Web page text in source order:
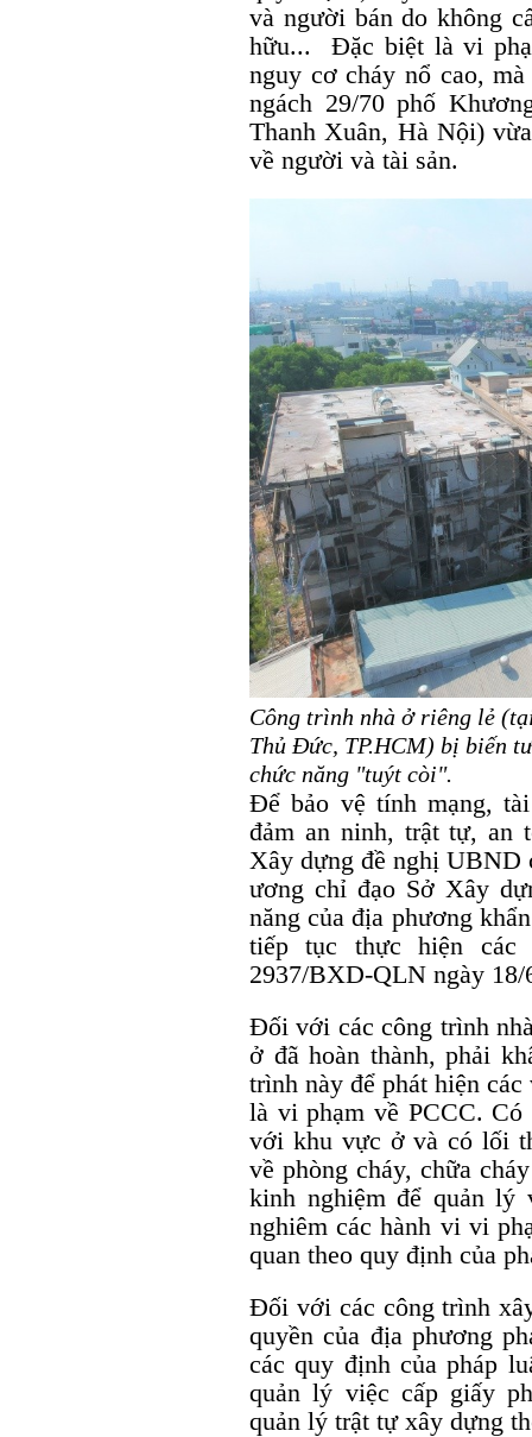
và người bán do không
hữu... Đặc biệt là vi
nguy cơ cháy nổ cao,
ngách 29/70 phố
Thanh Xuân, Hà Nội)
về người và tài sản.
Công trình nhà ở riêng lẻ
Thủ Đức, TP.HCM) bị biến
chức năng "tuýt còi".
Để bảo vệ tính mạng,
đảm an ninh, trật tự, an
Xây dựng đề nghị UBND
ương chỉ đạo Sở Xây
năng của địa phương
tiếp tục thực hiện các
2937/BXD-QLN ngày
Đối với các công trình
ở đã hoàn thành, phải
trình này để phát hiện
là vi phạm về PCCC.
với khu vực ở và có lối
về phòng cháy, chữa
kinh nghiệm để quản lý
nghiêm các hành vi vi
quan theo quy định của
Đối với các công trình
quyền của địa phương
các quy định của pháp
quản lý việc cấp giấy
quản lý trật tự xây dựng